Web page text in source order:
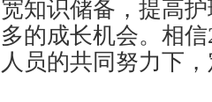
知识储备，提高
的成长机会。相
员的共同努力下